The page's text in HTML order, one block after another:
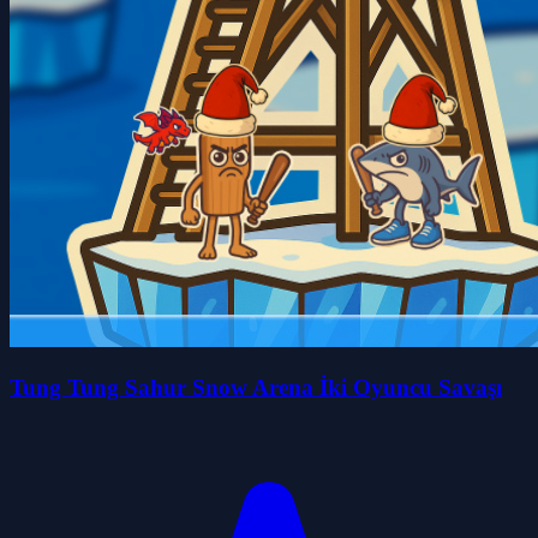
Tung Tung Sahur Snow Arena İki Oyuncu Savaşı